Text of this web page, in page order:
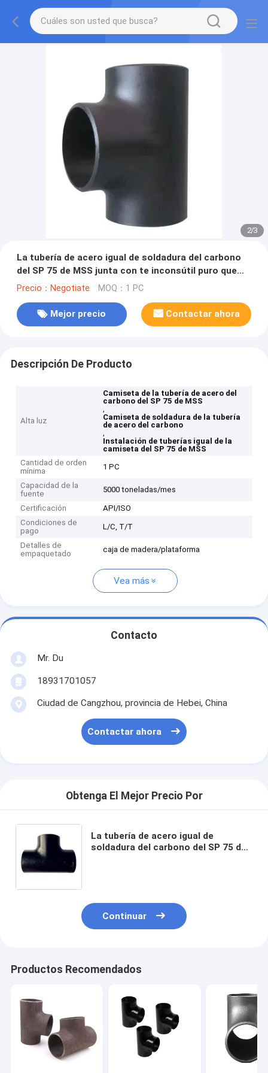
2/3
La tubería de acero igual de soldadura del carbono
del SP 75 de MSS junta con te inconsútil puro que
cabe
Precio：Negotiate MOQ：1 PC
Mejor precio Contactar ahora
Descripción De Producto
Alta luz
Camiseta de la tubería de acero del
carbono del SP 75 de MSS
,
Camiseta de soldadura de la tubería
de acero del carbono
,
Instalación de tuberías igual de la
camiseta del SP 75 de MSS
Cantidad de orden
mínima
1 PC
Capacidad de la
fuente
5000 toneladas/mes
Certificación
API/ISO
Condiciones de
pago
L/C, T/T
Detalles de
empaquetado
caja de madera/plataforma
Vea más
Contacto
Mr. Du
18931701057
Ciudad de Cangzhou, provincia de Hebei, China
Contactar ahora
Obtenga El Mejor Precio Por
La tubería de acero igual de
soldadura del carbono del SP 75 de
Continuar
Productos Recomendados